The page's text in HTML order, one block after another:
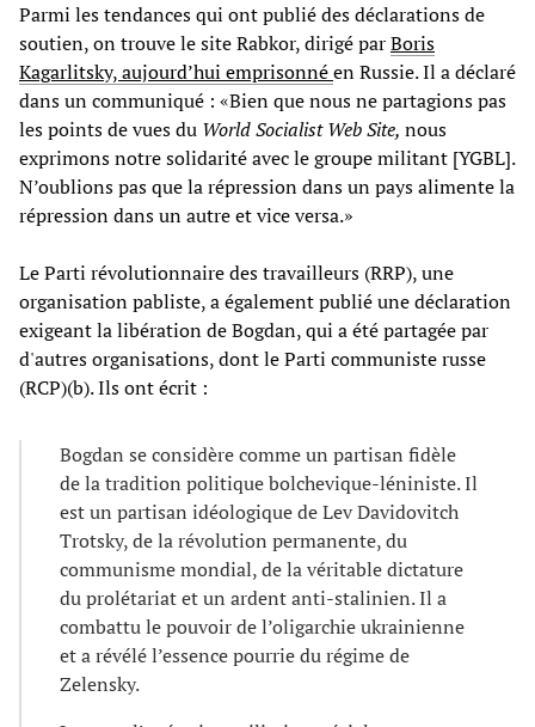
Parmi les tendances qui ont publié des déclarations de
soutien, on trouve le site Rabkor, dirigé parBoris
Kagarlitsky, aujourd’hui emprisonnéen Russie. Il a déclaré
dans un communiqué : «Bien que nous ne partagions pas
les points de vues du World Socialist Web Site, nous
exprimons notre solidarité avec le groupe militant [YGBL].
N’oublions pas que la répression dans un pays alimente la
répression dans un autre et vice versa.»
Le Parti révolutionnaire des travailleurs (RRP), une
organisation pabliste, a également publié une déclaration
exigeant la libération de Bogdan, qui a été partagée par
d'autres organisations, dont le Parti communiste russe
(RCP)(b). Ils ont écrit :
Bogdan se considère comme un partisan fidèle
de la tradition politique bolchevique-léniniste. Il
est un partisan idéologique de Lev Davidovitch
Trotsky, de la révolution permanente, du
communisme mondial, de la véritable dictature
du prolétariat et un ardent anti-stalinien. Il a
combattu le pouvoir de l’oligarchie ukrainienne
et a révélé l’essence pourrie du régime de
Zelensky.